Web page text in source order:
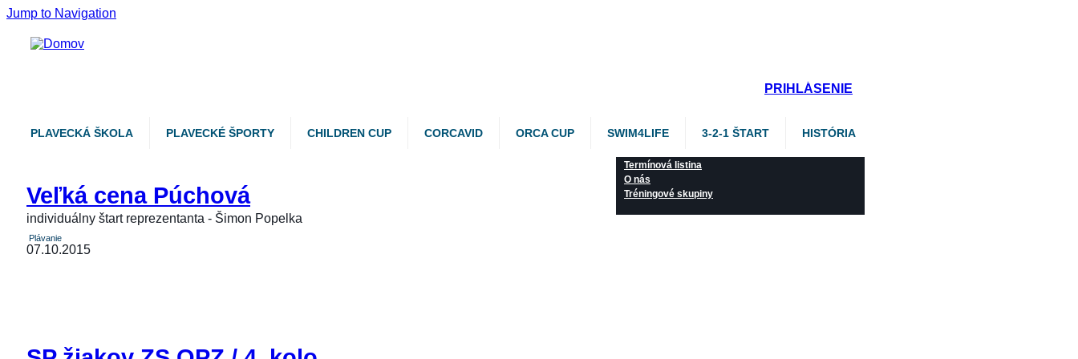
Jump to Navigation
PRIHLÁSENIE
PLAVECKÁ ŠKOLA PLAVECKÉ ŠPORTY CHILDREN CUP CORCAVID ORCA CUP SWIM4LIFE 3-2-1 ŠTART HISTÓRIA
Veľká cena Púchová
individuálny štart reprezentanta - Šimon Popelka
Plávanie
07.10.2015
Termínová listina
O nás
Tréningové skupiny